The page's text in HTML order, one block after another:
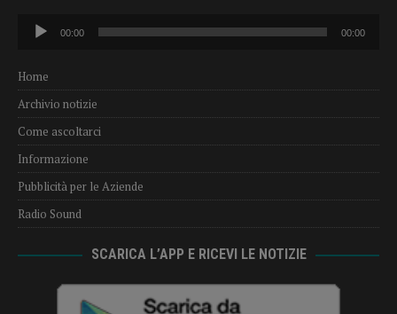
Audio
Player
00:00 00:00
Home
Archivio notizie
Come ascoltarci
Informazione
Pubblicità per le Aziende
Radio Sound
SCARICA L’APP E RICEVI LE NOTIZIE